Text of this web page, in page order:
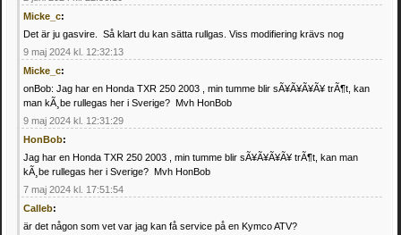
Micke_c:
Det är ju gasvire. Så klart du kan sätta rullgas. Viss modifiering krävs nog
9 maj 2024 kl. 12:32:13
Micke_c:
onBob: Jag har en Honda TXR 250 2003 , min tumme blir sÃ¥Ã¥Ã¥Ã¥ trÃ¶t, kan
man kÃ¸be rullegas her i Sverige? Mvh HonBob
9 maj 2024 kl. 12:31:29
HonBob:
Jag har en Honda TXR 250 2003 , min tumme blir sÃ¥Ã¥Ã¥Ã¥ trÃ¶t, kan man
kÃ¸be rullegas her i Sverige? Mvh HonBob
7 maj 2024 kl. 17:51:54
Calleb:
är det någon som vet var jag kan få service på en Kymco ATV?